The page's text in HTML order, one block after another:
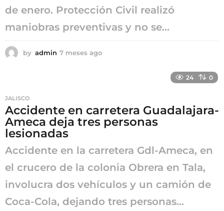
de enero. Protección Civil realizó
maniobras preventivas y no se...
by admin 7 meses ago
a
g
o
24 0
JALISCO
Accidente en carretera Guadalajara-
Ameca deja tres personas
lesionadas
Accidente en la carretera Gdl-Ameca, en
el crucero de la colonia Obrera en Tala,
involucra dos vehículos y un camión de
Coca-Cola, dejando tres personas...